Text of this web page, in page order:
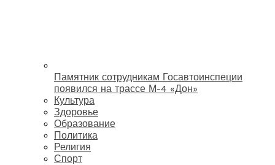
Памятник сотрудникам Госавтоинспеции
появился на трассе М-4 «Дон»
Культура
Здоровье
Образование
Политика
Религия
Спорт